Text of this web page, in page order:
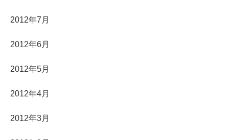
2012年7月
2012年6月
2012年5月
2012年4月
2012年3月